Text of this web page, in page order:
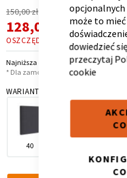
może to mieć
dowiedzieć
przeczytaj
cookie
the
images
gallery
Regularna
Cena
150,00 zł
Cena
promocyjna
128,00 zł *
OSZCZĘDZASZ 22,00 ZŁ
Najniższa cena z 30 dni przed obniżką:
* Dla zamówień powyżej 6 999,00 zł
WARIANT
40
Toaletka